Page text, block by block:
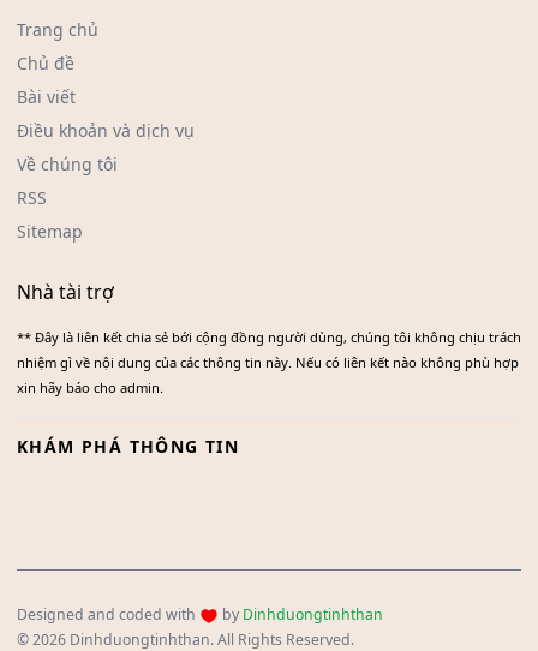
Trang chủ
Chủ đề
Bài viết
Điều khoản và dịch vụ
Về chúng tôi
RSS
Sitemap
Nhà tài trợ
** Đây là liên kết chia sẻ bới cộng đồng người dùng, chúng tôi không chịu trách
nhiệm gì về nội dung của các thông tin này. Nếu có liên kết nào không phù hợp
xin hãy báo cho admin.
KHÁM PHÁ THÔNG TIN
Designed and coded with by Dinhduongtinhthan
© 2026 Dinhduongtinhthan. All Rights Reserved.